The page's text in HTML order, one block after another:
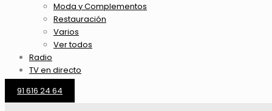
Moda y Complementos
Restauración
Varios
Ver todos
Radio
TV en directo
91 616 24 64